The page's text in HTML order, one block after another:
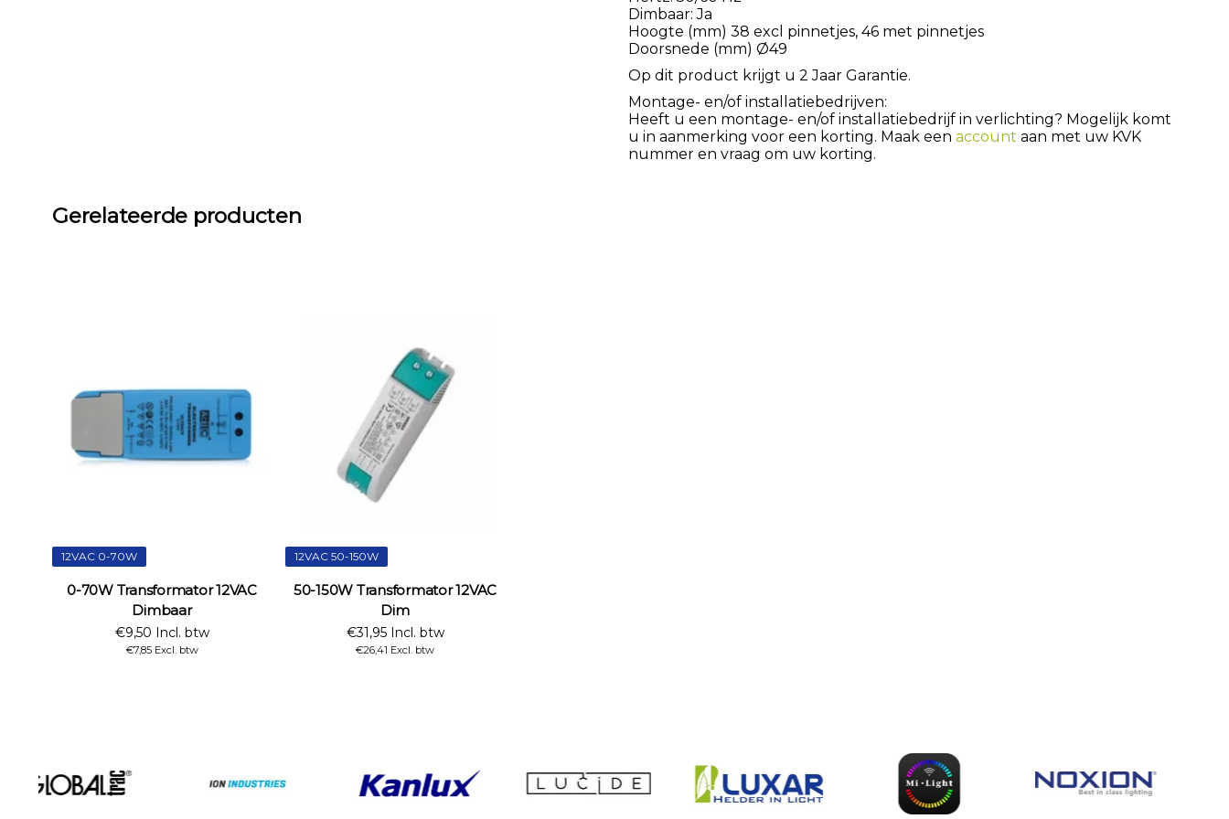
Dimbaar: Ja
Hoogte (mm) 38 excl pinnetjes, 46 met pinnetjes
Doorsnede (mm) Ø49
Op dit product krijgt u 2 Jaar Garantie.
Montage- en/of installatiebedrijven:
Heeft u een montage- en/of installatiebedrijf in verlichting? Mogelijk komt
u in aanmerking voor een korting. Maak een account aan met uw KVK
nummer en vraag om uw korting.
Gerelateerde producten
12VAC 0-70W
0-70W Transformator 12VAC
Dimbaar
€9,50 Incl. btw
€7,85 Excl. btw
12VAC 50-150W
50-150W Transformator 12VAC
Dim
€31,95 Incl. btw
€26,41 Excl. btw